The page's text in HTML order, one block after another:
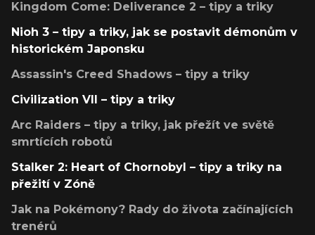
Kingdom Come: Deliverance 2 – tipy a triky
Nioh 3 – tipy a triky, jak se postavit démonům v
historickém Japonsku
Assassin's Creed Shadows – tipy a triky
Civilization VII – tipy a triky
Arc Raiders – tipy a triky, jak přežít ve světě
smrtících robotů
Stalker 2: Heart of Chornobyl – tipy a triky na
přežití v Zóně
Jak na Pokémony? Rady do života začínajících
trenérů